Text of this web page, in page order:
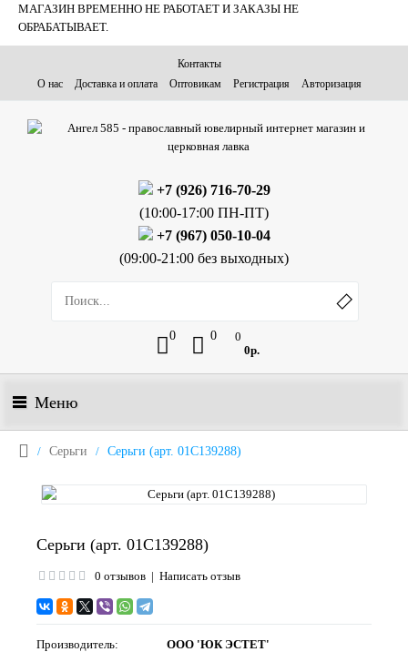
МАГАЗИН ВРЕМЕННО НЕ РАБОТАЕТ И ЗАКАЗЫ НЕ
ОБРАБАТЫВАЕТ.
Контакты
О нас
Доставка и оплата Оптовикам Регистрация Авторизация
+7 (926) 716-70-29
(10:00-17:00 ПН-ПТ)
+7 (967) 050-10-04
(09:00-21:00 без выходных)
0 0
0
0р.
Меню
Серьги Серьги (арт. 01С139288)
Серьги (арт. 01С139288)
0 отзывов | Написать отзыв
Производитель:
ООО 'ЮК ЭСТЕТ'